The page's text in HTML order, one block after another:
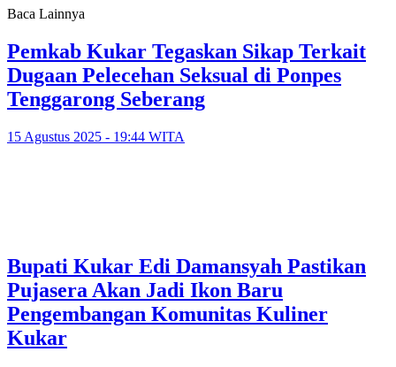
Baca Lainnya
Pemkab Kukar Tegaskan Sikap Terkait
Dugaan Pelecehan Seksual di Ponpes
Tenggarong Seberang
15 Agustus 2025 - 19:44 WITA
Bupati Kukar Edi Damansyah Pastikan
Pujasera Akan Jadi Ikon Baru
Pengembangan Komunitas Kuliner
Kukar